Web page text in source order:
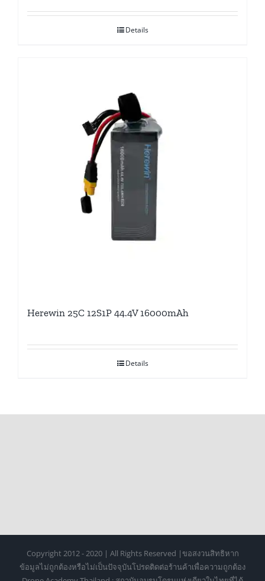
Details
Herewin 25C 12S1P 44.4V 16000mAh
Details
Copyright 2012 - 2020 | All Rights Reserved |ขอสงวนสิทธิหาก
ข้อมูลไม่ถูกต้องหรือไม่เป็นปัจจุบันโปรดติดต่อร้านค้าเพื่อความถูกต้อง